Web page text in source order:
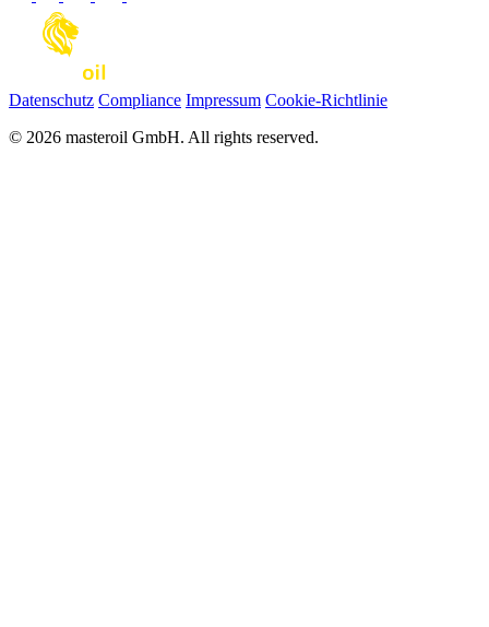
Datenschutz Compliance Impressum Cookie-Richtlinie
© 2026 masteroil GmbH. All rights reserved.